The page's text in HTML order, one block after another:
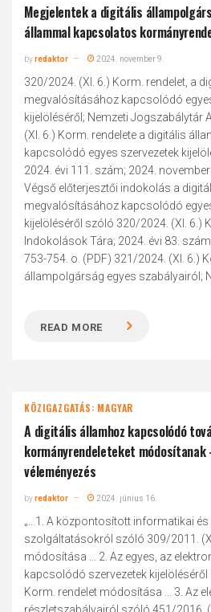
Megjelentek a digitális
állammal kapcsolatos
byredaktor 2024. november 9.
320/2024. (XI. 6.) Korm. rendelet, a
megvalósításához kapcsolódó
kijelöléséről; Nemzeti Jogszabálytár
(XI. 6.) Korm. rendelete a digitális
kapcsolódó egyes szervezetek
2024. évi 111. szám; 2024.
Végső előterjesztői indokolás a
megvalósításához kapcsolódó
kijelöléséről szóló 320/2024. (XI. 6.)
Indokolások Tára; 2024. évi 83.
753-754. o. (PDF) 321/2024. (XI. 6.)
állampolgárság egyes szabályairól;
READ MORE
KÖZIGAZGATÁS: MAGYAR
A digitális államhoz kapcsolódó
kormányrendeleteket
véleményezés
byredaktor 2024. június 16.
„...1. A központosított informatikai
szolgáltatásokról szóló 309/2011.
módosítása ... 2. Az egyes, az
kapcsolódó szervezetek kijelöléséről
Korm. rendelet módosítása ... 3. Az